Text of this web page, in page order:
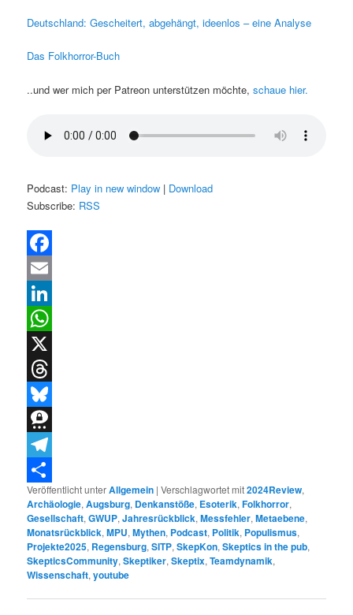
Deutschland: Gescheitert, abgehängt, ideenlos – eine Analyse
Das Folkhorror-Buch
..und wer mich per Patreon unterstützen möchte,schaue hier.
Podcast: Play in new window | Download
Subscribe: RSS
Facebook
Email
LinkedIn
WhatsApp
X
Threads
Bluesky
Threema
Telegram
Teilen
Veröffentlicht unterAllgemein |Verschlagwortet mit2024Review,
Archäologie,Augsburg, Denkanstöße, Esoterik,Folkhorror,
Gesellschaft,GWUP,Jahresrückblick,Messfehler,Metaebene,
Monatsrückblick,MPU,Mythen, Podcast, Politik, Populismus,
Projekte2025, Regensburg,SITP,SkepKon,Skeptics in the pub,
SkepticsCommunity,Skeptiker,Skeptix,Teamdynamik,
Wissenschaft,youtube